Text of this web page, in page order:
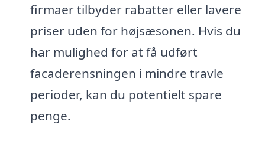
firmaer tilbyder rabatter eller lavere
priser uden for højsæsonen. Hvis du
har mulighed for at få udført
facaderensningen i mindre travle
perioder, kan du potentielt spare
penge.